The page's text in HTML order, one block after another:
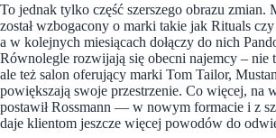
To jednak tylko część szerszego obrazu zmian.
został wzbogacony o marki takie jak Rituals
a w kolejnych miesiącach dołączy do nich
Równolegle rozwijają się obecni najemcy – nie
ale też salon oferujący marki Tom Tailor,
powiększają swoje przestrzenie. Co więcej, na
postawił Rossmann — w nowym formacie i z
daje klientom jeszcze więcej powodów do